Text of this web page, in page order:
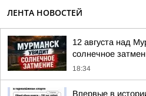
ЛЕНТА НОВОСТЕЙ
12 августа над
солнечное
18:34
Впервые в